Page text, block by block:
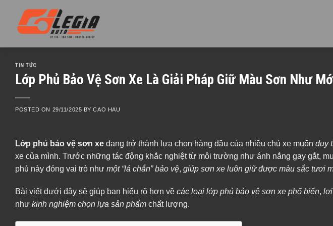
content
TIN TỨC
Lớp Phủ Bảo Vệ Sơn Xe Là Giải Pháp Giữ Màu Sơn Như
POSTED ON 29/11/2025 BYCAO HAU
Lớp phủ bảo vệ sơn xe đang trở thành lựa chọn hàng đầu của nhiều chủ xe muốn duy
xe của mình. Trước những tác động khắc nghiệt từ môi trường như ánh nắng gay gắt,
phủ này đóng vai trò như một “lá chắn” bảo vệ, giúp sơn xe luôn giữ được màu sắc tươi
Bài viết dưới đây sẽ giúp bạn hiểu rõ hơn về các loại lớp phủ bảo vệ sơn xe phổ biến,
như kinh nghiệm chọn lựa sản phẩm chất lượng.